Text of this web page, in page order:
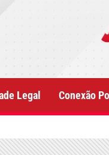
Legal Conexão